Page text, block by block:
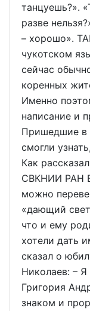
танцуешь?».
разве
– хорошо».
чукотском
сейчас
коренных
Именно
написание и
Пришедшие в
смогли
Как
СВКНИИ РАН
можно
«дающий
что и ему
хотели дать
сказал о
Николаев: –
Григория
знаком и